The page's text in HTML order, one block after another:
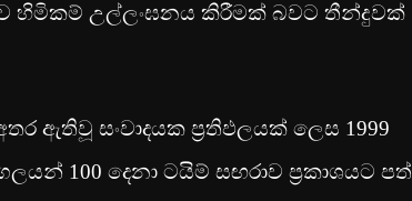
හිමිකම් උල්ලංඝනය කිරීමක් බවට තීන්දුවක්
ඇතිවූ සංවාදයක ප්‍රතිඵලයක් ලෙස 1999
100 දෙනා ටයිම් සඟරාව ප්‍රකාශයට පත්